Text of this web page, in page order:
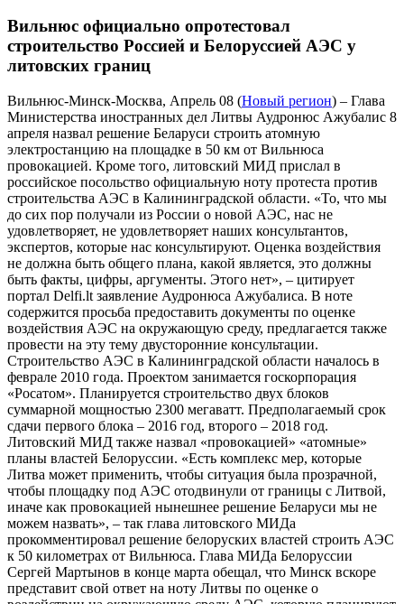
Вильнюс официально опротестовал
строительство Россией и Белоруссией АЭС у
литовских границ
Вильнюс-Минск-Москва, Апрель 08 (Новый регион) – Глава
Министерства иностранных дел Литвы Аудронюс Ажубалис 8
апреля назвал решение Беларуси строить атомную
электростанцию на площадке в 50 км от Вильнюса
провокацией. Кроме того, литовский МИД прислал в
российское посольство официальную ноту протеста против
строительства АЭС в Калининградской области. «То, что мы
до сих пор получали из России о новой АЭС, нас не
удовлетворяет, не удовлетворяет наших консультантов,
экспертов, которые нас консультируют. Оценка воздействия
не должна быть общего плана, какой является, это должны
быть факты, цифры, аргументы. Этого нет», – цитирует
портал Delfi.lt заявление Аудронюса Ажубалиса. В ноте
содержится просьба предоставить документы по оценке
воздействия АЭС на окружающую среду, предлагается также
провести на эту тему двусторонние консультации.
Строительство АЭС в Калининградской области началось в
феврале 2010 года. Проектом занимается госкорпорация
«Росатом». Планируется строительство двух блоков
суммарной мощностью 2300 мегаватт. Предполагаемый срок
сдачи первого блока – 2016 год, второго – 2018 год.
Литовский МИД также назвал «провокацией» «атомные»
планы властей Белоруссии. «Есть комплекс мер, которые
Литва может применить, чтобы ситуация была прозрачной,
чтобы площадку под АЭС отодвинули от границы с Литвой,
иначе как провокацией нынешнее решение Беларуси мы не
можем назвать», – так глава литовского МИДа
прокомментировал решение белоруских властей строить АЭС
к 50 километрах от Вильнюса. Глава МИДа Белоруссии
Сергей Мартынов в конце марта обещал, что Минск вскоре
представит свой ответ на ноту Литвы по оценке о